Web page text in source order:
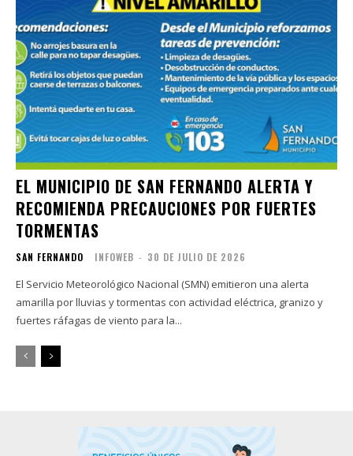
EL MUNICIPIO DE SAN FERNANDO ALERTA Y
RECOMIENDA PRECAUCIONES POR FUERTES
TORMENTAS
SAN FERNANDO INFOWEB - 30 DE JULIO DE 2026
El Servicio Meteorológico Nacional (SMN) emitieron una alerta
amarilla por lluvias y tormentas con actividad eléctrica, granizo y
fuertes ráfagas de viento para la...